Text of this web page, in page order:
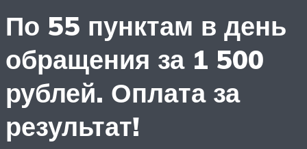
По 55 пунктам в день
обращения за 1 500
рублей. Оплата за
результат!